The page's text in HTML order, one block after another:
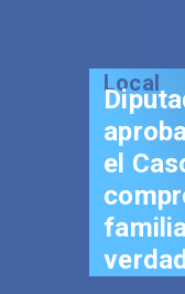
Local
los